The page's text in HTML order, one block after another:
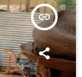
insert_link